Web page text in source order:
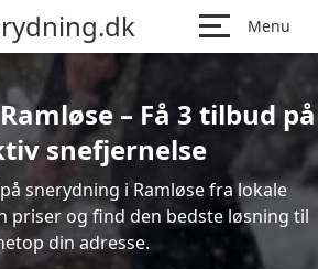
Menu
– Få 3 tilbud på
snefjernelse
snerydning i Ramløse fra lokale
priser og find den bedste løsning til
din adresse.